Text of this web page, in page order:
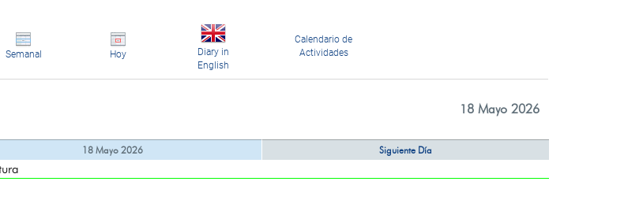
Semanal Hoy
Diary in
English
Calendario de
Actividades
18 Mayo 2026
18 Mayo 2026 Siguiente Día